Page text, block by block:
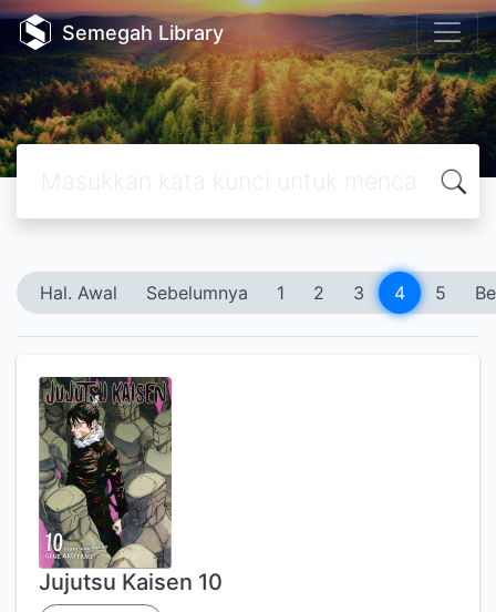
Semegah Library
Hal. Awal Sebelumnya 1 2 3 4 5
Jujutsu Kaisen 10